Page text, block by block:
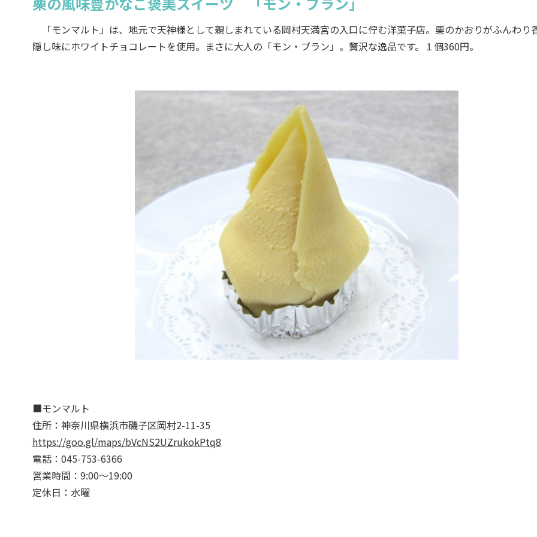
「モンマルト」は、地元で天神様として親しまれている岡村天満宮の入口に佇む洋菓子店。栗のかおりがふんわり
隠し味にホワイトチョコレートを使用。まさに大人の「モン・ブラン」。贅沢な逸品です。１個360円。
■モンマルト
住所：神奈川県横浜市磯子区岡村2-11-35
https://goo.gl/maps/bVcNS2UZrukokPtq8
電話：045-753-6366
営業時間：9:00～19:00
定休日：水曜